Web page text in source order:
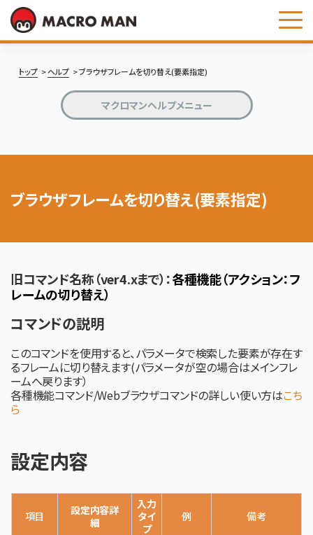
トップ ヘルプ ブラウザフレームを切り替え(要素指定)
マクロマンヘルプメニュー
ブラウザフレームを切り替え(要素指定)
旧コマンド名称（ver4.xまで）：各種機能（アクション：フ
レームの切り替え）
コマンドの説明
このコマンドを使用すると、パラメータで検索した要素が存在す
るフレームに切り替えます(パラメータが空の場合はメインフレ
ームへ戻ります）
各種機能コマンド/Webブラウザコマンドの詳しい使い方はこち
ら
設定内容
項目
設定内容詳
細
入力
タイ
プ
例 備考